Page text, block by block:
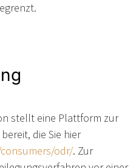
stellt eine Plattform zur
die Sie hier
odr/. Zur